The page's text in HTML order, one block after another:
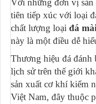
Với những đơn vị sản
tiên tiếp xúc với loại
chất lượng loại đá
này là một điều dễ
Thương hiệu đá đánh
lịch sử trên thế giới
sản xuất cơ khí kiểm
Việt Nam, đây thuộc